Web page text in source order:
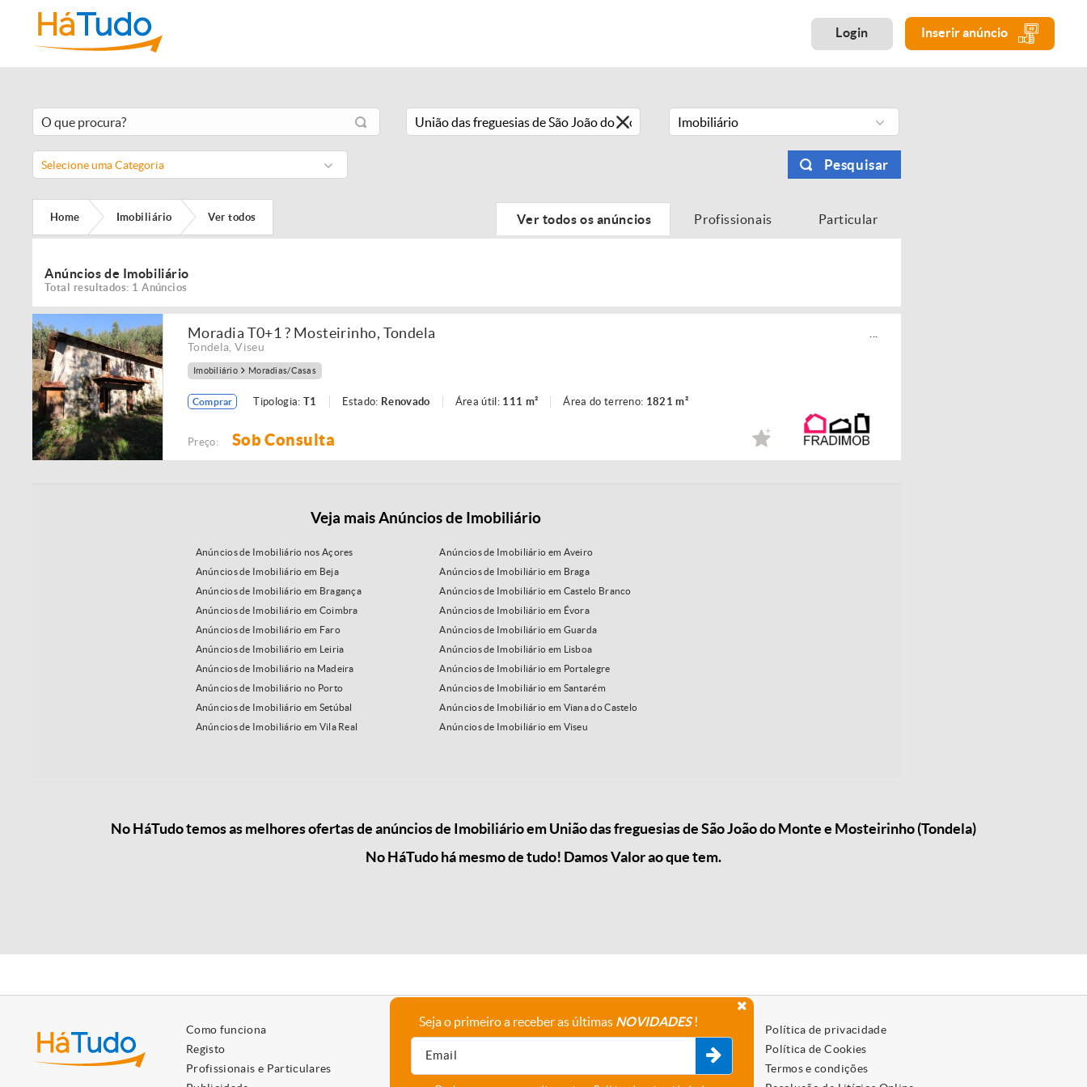
Login Inserir anúncio
Imobiliário
Selecione uma Categoria Pesquisar
Home Imobiliário Ver todos Ver todos os anúncios Profissionais Particular
Anúncios de Imobiliário
Total resultados: 1 Anúncios
Moradia T0+1 ? Mosteirinho, Tondela
Tondela ,Viseu
Imobiliário Moradias/Casas
Comprar Tipologia: T1 Estado: Renovado Área útil: 111 m² Área do terreno: 1821 m²
Preço: Sob Consulta
Veja mais Anúncios de Imobiliário
Anúncios de Imobiliário nos Açores
Anúncios de Imobiliário em Aveiro
Anúncios de Imobiliário em Beja
Anúncios de Imobiliário em Braga
Anúncios de Imobiliário em Bragança
Anúncios de Imobiliário em Castelo Branco
Anúncios de Imobiliário em Coimbra
Anúncios de Imobiliário em Évora
Anúncios de Imobiliário em Faro
Anúncios de Imobiliário em Guarda
Anúncios de Imobiliário em Leiria
Anúncios de Imobiliário em Lisboa
Anúncios de Imobiliário na Madeira
Anúncios de Imobiliário em Portalegre
Anúncios de Imobiliário no Porto
Anúncios de Imobiliário em Santarém
Anúncios de Imobiliário em Setúbal
Anúncios de Imobiliário em Viana do Castelo
Anúncios de Imobiliário em Vila Real
Anúncios de Imobiliário em Viseu
No HáTudo temos as melhores ofertas de anúncios de Imobiliário em União das freguesias de São João do Monte e Mosteirinho (Tondela)
No HáTudo há mesmo de tudo! Damos Valor ao que tem.
Como funciona
Registo
Profissionais e Particulares
A empresa
Política de privacidade
Política de Cookies
Termos e condições
Seja o primeiro a receber as últimas NOVIDADES!